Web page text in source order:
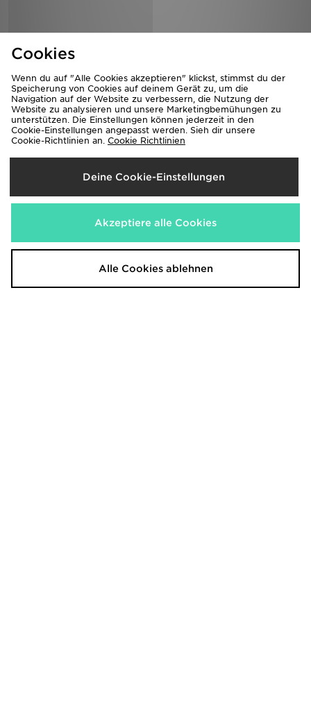
Converse Chuck Taylor All Star
Fila Stir Up V4 Kinder
Cookies
Wenn du auf "Alle Cookies akzeptieren" klickst, stimmst du der
Speicherung von Cookies auf deinem Gerät zu, um die
Navigation auf der Website zu verbessern, die Nutzung der
Website zu analysieren und unsere Marketingbemühungen zu
unterstützen. Die Einstellungen können jederzeit in den
Cookie-Einstellungen angepasst werden. Sieh dir unsere
Cookie-Richtlinien an. Cookie Richtlinien
Deine Cookie-Einstellungen
Akzeptiere alle Cookies
Alle Cookies ablehnen